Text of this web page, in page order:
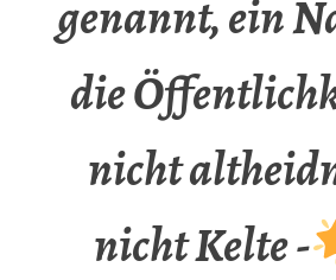
genannt, ein
die
nicht
nicht Kelte -